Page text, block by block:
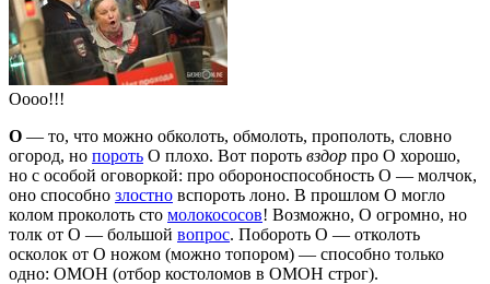
Оооо!!!
О — то, что можно обколоть, обмолоть, прополоть, словно
огород, но пороть О плохо. Вот пороть вздор про О хорошо,
но с особой оговоркой: про обороноспособность О — молчок,
оно способно злостно вспороть лоно. В прошлом О могло
колом проколоть сто молокососов! Возможно, О огромно, но
толк от О — большой вопрос. Побороть О — отколоть
осколок от О ножом (можно топором) — способно только
одно: ОМОН (отбор костоломов в ОМОН строг).